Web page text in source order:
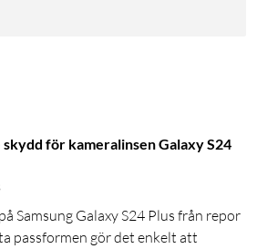
för kameralinsen Galaxy S24
Samsung Galaxy S24 Plus från repor
passformen gör det enkelt att